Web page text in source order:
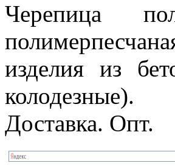
Черепица
изделия из
колодезные).
Доставка. Опт.